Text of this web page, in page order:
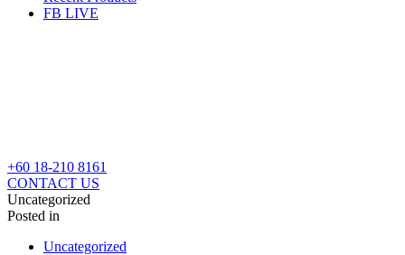
FB LIVE
+60 18-210 8161
CONTACT US
Uncategorized
Posted in
Uncategorized